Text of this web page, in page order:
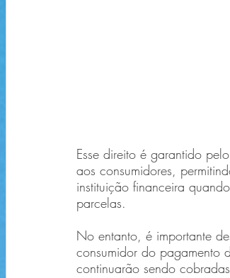
Esse direito é garantido
aos consumidores,
instituição financeira
parcelas.
No entanto, é importante
consumidor do pagamento
continuarão sendo